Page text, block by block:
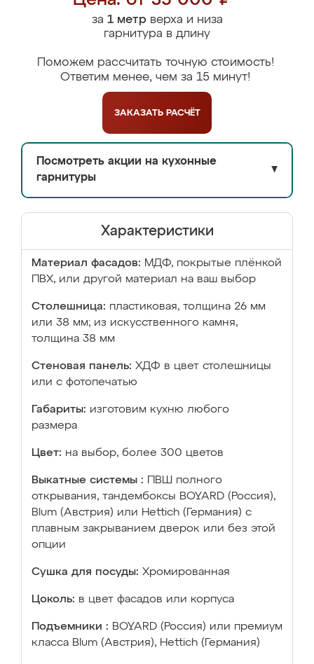
за 1 метрверха и низа
гарнитура в длину
Поможем рассчитать точную стоимость!
Ответим менее, чем за 15 минут!
ЗАКАЗАТЬ РАСЧЁТ
Посмотреть акции на кухонные
гарнитуры
▼
Характеристики
Материал фасадов: МДФ, покрытые плёнкой
ПВХ, или другой материал на ваш выбор
Столешница: пластиковая, толщина 26 мм
или 38 мм; из искусственного камня,
толщина 38 мм
Стеновая панель: ХДФ в цвет столешницы
или с фотопечатью
Габариты: изготовим кухню любого
размера
Цвет: на выбор, более 300 цветов
Выкатные системы :
ПВШ полного
открывания, тандембоксы BOYARD (Россия),
Blum (Австрия) или Hettich (Германия) с
плавным закрыванием дверок или без этой
опции
Сушка для посуды: Хромированная
Цоколь: в цвет фасадов или корпуса
Подъемники : BOYARD (Россия) или премиум
класса Blum (Австрия), Hettich (Германия)